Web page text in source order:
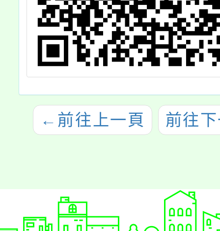
← 前往上一頁 前往